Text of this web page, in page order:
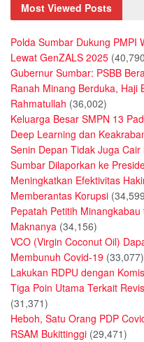
Most Viewed Posts
Polda Sumbar Dukung PMPI
Lewat GenZALS 2025
Gubernur Sumbar: PSBB
Ranah Minang Berduka, Haji
Rahmatullah (36,002)
Keluarga Besar SMPN 13
Deep Learning dan
Senin Depan Tidak Juga
Sumbar Dilaporkan ke
Meningkatkan Efektivitas
Memberantas Korupsi
Pepatah Petitih
Maknanya (34,156)
VCO (Virgin Coconut Oil)
Membunuh Covid-19 (33,077)
Lakukan RDPU dengan
Tiga Poin Utama Terkait
(31,371)
Heboh, Satu Orang PDP
RSAM Bukittinggi (29,471)